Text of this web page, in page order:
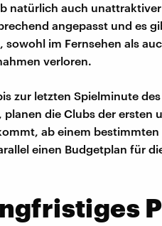
natürlich auch
angepasst und es
sowohl im Fernsehen als
verloren.
zur letzten Spielminute
die Clubs der ersten
ab einem bestimmten
einen Budgetplan für